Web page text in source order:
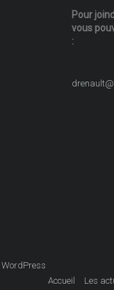
Pour
vous
:
WordPress
Accueil
Les